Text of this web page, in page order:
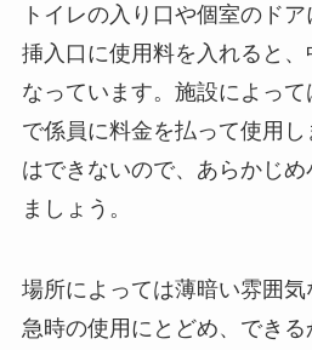
トイレの入り口や個室のド
挿入口に使用料を入れると
なっています。施設によっ
で係員に料金を払って使用
はできないので、あらかじ
ましょう。
場所によっては薄暗い雰囲
急時の使用にとどめ、できる